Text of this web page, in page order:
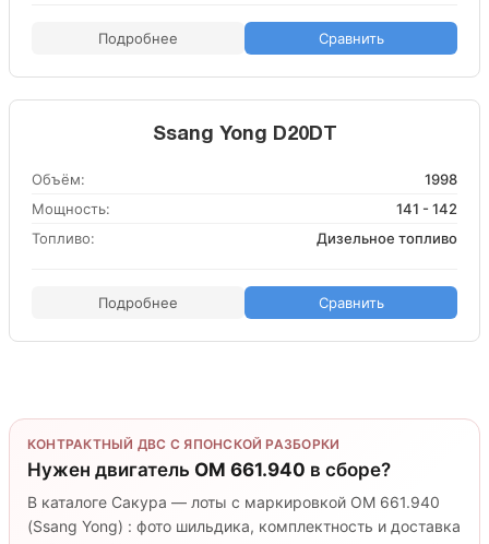
Подробнее Сравнить
Ssang Yong D20DT
Объём:
1998
Мощность:
141 - 142
Топливо:
Дизельное топливо
Подробнее Сравнить
КОНТРАКТНЫЙ ДВС С ЯПОНСКОЙ РАЗБОРКИ
Нужен двигатель OM 661.940 в сборе?
В каталоге Сакура — лоты с маркировкой OM 661.940
(Ssang Yong) : фото шильдика, комплектность и доставка